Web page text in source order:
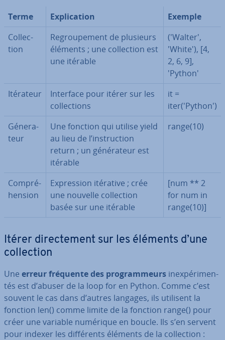
Terme Ex­pli­ca­tion
Exemple
Col­lec­
tion
Re­grou­pe­ment de plusieurs
éléments ; une col­lec­tion est
une itérable
('Walter',
'White'), [4,
2, 6, 9],
'Python'
Itérateur
Interface pour itérer sur les
col­lec­tions
it =
iter('Python')
Gé­ne­ra­
teur
Une fonction qui utilise yield
au lieu de l’ins­truc­tion
return ; un gé­né­ra­teur est
itérable
range(10)
Com­pré­
hen­sion
Ex­pres­sion itérative ; crée
une nouvelle col­lec­tion
basée sur une itérable
[num ** 2
for num in
range(10)]
Itérer di­rec­te­ment sur les éléments d’une
col­lec­tion
Une erreur fréquente des pro­gram­meurs inex­pé­ri­men­
tés est d’abuser de la loop for en Python. Comme c’est
souvent le cas dans d’autres langages, ils utilisent la
fonction len() comme limite de la fonction range() pour
créer une variable numérique en boucle. Ils s’en servent
pour indexer les dif­fé­rents éléments de la col­lec­tion :